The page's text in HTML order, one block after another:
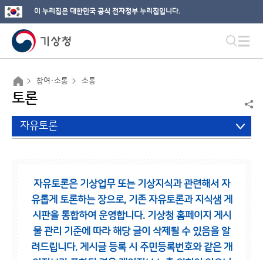
이 누리집은 대한민국 공식 전자정부 누리집입니다.
참여·소통 소통
토론
자유토론
자유토론은 기상업무 또는 기상지식과 관련해서 자
유롭게 토론하는 장으로, 기존 자유토론과 지식샘 게
시판을 통합하여 운영합니다. 기상청 홈페이지 게시
물 관리 기준에 따라 해당 글이 삭제될 수 있음을 알
려드립니다. 게시글 등록 시 주민등록번호와 같은 개